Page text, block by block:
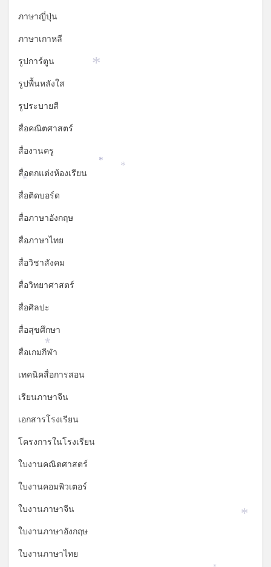
ภาษาญี่ปุ่น
ภาษาเกาหลี
รูปการ์ตูน
รูปพื้นหลังใส
รูประบายสี
สื่อคณิตศาสตร์
สื่องานครู
สื่อตกแต่งห้องเรียน
สื่อติดบอร์ด
สื่อภาษาอังกฤษ
สื่อภาษาไทย
สื่อวิชาสังคม
สื่อวิทยาศาสตร์
สื่อศิลปะ
สื่อสุขศึกษา
สื่อเกมกีฬา
เทคนิคสื่อการสอน
เรียนภาษาจีน
เอกสารโรงเรียน
โครงการในโรงเรียน
ใบงานคณิตศาสตร์
ใบงานคอมพิวเตอร์
ใบงานภาษาจีน
ใบงานภาษาอังกฤษ
ใบงานภาษาไทย
*